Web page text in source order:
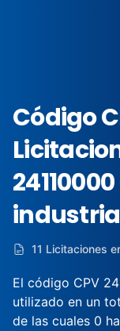
Código
11 Licitaciones
El código CPV
utilizado en un
de las cuales 0